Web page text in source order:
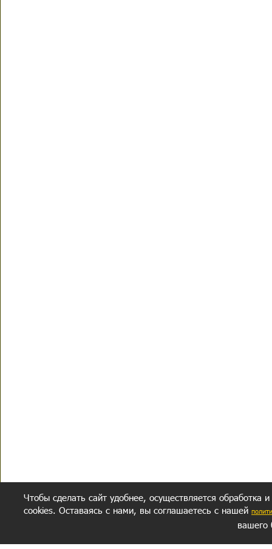
Чтобы сделать сайт удобнее, осуществляется обработка
cookies. Оставаясь с нами, вы соглашаетесь с нашей
вашего